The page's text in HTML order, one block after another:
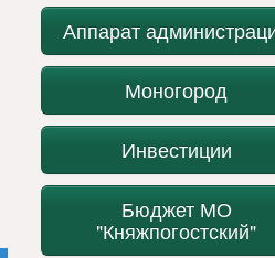
Аппарат
Моногород
Инвестиции
Бюджет МО
"Княжпогостский"